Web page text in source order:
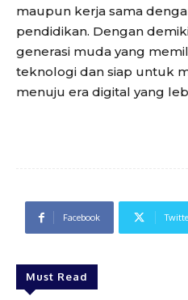
maupun kerja sama
pendidikan. Dengan
generasi muda yang
teknologi dan siap untuk
menuju era digital yang
Facebook
Must Read